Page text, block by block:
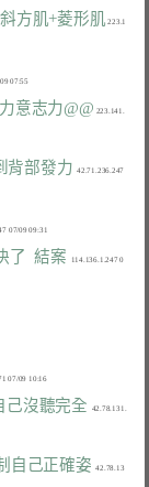
方肌+菱形肌 223.1
意志力@@ 223.141.
背部發力
  42.71.236.247
了  結案
  114.136.1.247 0
110.28.138.171 07/09 10:16
己沒聽完全
  42.78.131.
自己正確姿
  42.78.13